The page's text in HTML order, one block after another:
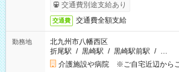
交通費別途支給あり
交通費 交通費全額支給
勤務地
北九州市八幡西区
折尾駅 / 黒崎駅 / 黒崎駅前駅 / …
介護施設や病院 ※ご自宅近辺から